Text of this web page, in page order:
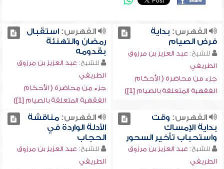
الفهرس: بداية
فرض الصيام
للشيخ: عبد العزيز بن مرزوق
الطريفي
جزء من محاضرة ( الأحكام
الفقهية المتعلقة بالصيام [1])
الفهرس:استقبال
رمضان والتهنئة
بقدومه
للشيخ: عبد العزيز بن مرزوق
الطريفي
جزء من محاضرة ( الأحكام
الفقهية المتعلقة بالصيام [1])
الفهرس: وقت
بداية الإمساك
واستحباب تأخير السحور
للشيخ: عبد العزيز بن مرزوق
الطريفي
الفهرس:مناقشة
الأدلة الواردة في
الحجاب
للشيخ: عبد العزيز بن مرزوق
الطريفي